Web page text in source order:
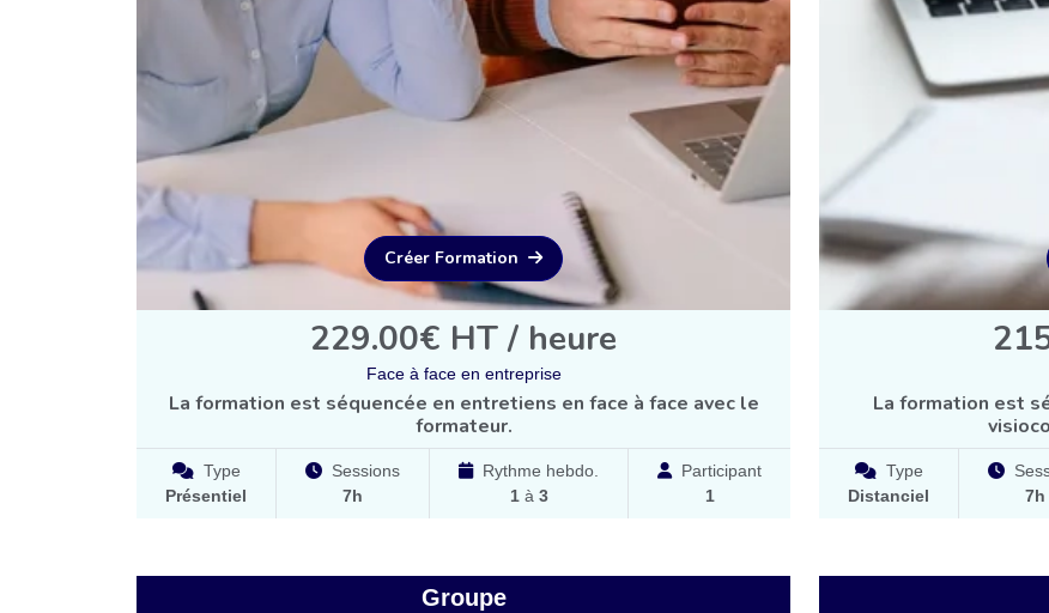
Créer Formation
229.00€ HT / heure
Face à face en entreprise
La formation est séquencée en entretiens en face à face avec le
formateur.
Type
Présentiel
Sessions
7h
Rythme hebdo.
1à 3
Participant
1
La formation est
Type
Distanciel
7h
Groupe